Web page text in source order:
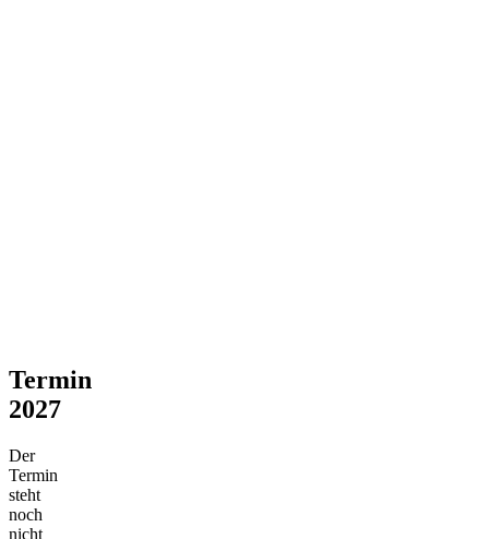
Termin
2027
Der
Termin
steht
noch
nicht